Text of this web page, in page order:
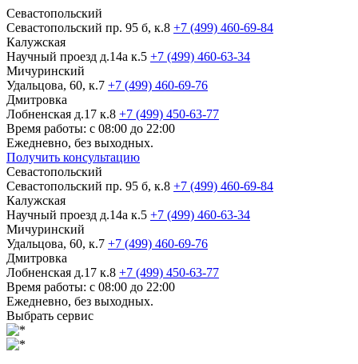
Севастопольский
Севастопольский пр. 95 б, к.8 +7 (499) 460-69-84
Калужская
Научный проезд д.14а к.5 +7 (499) 460-63-34
Мичуринский
Удальцова, 60, к.7 +7 (499) 460-69-76
Дмитровка
Лобненская д.17 к.8 +7 (499) 450-63-77
Время работы: с 08:00 до 22:00
Ежедневно, без выходных.
Получить консультацию
Севастопольский
Севастопольский пр. 95 б, к.8 +7 (499) 460-69-84
Калужская
Научный проезд д.14а к.5 +7 (499) 460-63-34
Мичуринский
Удальцова, 60, к.7 +7 (499) 460-69-76
Дмитровка
Лобненская д.17 к.8 +7 (499) 450-63-77
Время работы: с 08:00 до 22:00
Ежедневно, без выходных.
Выбрать сервис